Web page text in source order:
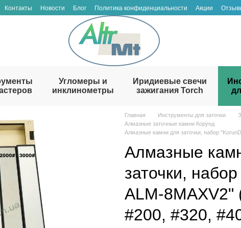
Контакты Новости Блог Политика конфиденциальности Акции
Угломеры и
инклинометры
Иридиевые свечи
зажигания Torch
Главная Инструменты для заточки
Алмазные заточные камни Корунд
Алмазные камни для заточки, набор
Алмазные
заточки,
ALM-8MAXV2"
#200, #320,